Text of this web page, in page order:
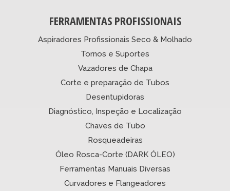
FERRAMENTAS PROFISSIONAIS
Aspiradores Profissionais Seco & Molhado
Tornos e Suportes
Vazadores de Chapa
Corte e preparação de Tubos
Desentupidoras
Diagnóstico, Inspeção e Localização
Chaves de Tubo
Rosqueadeiras
Óleo Rosca-Corte (DARK ÓLEO)
Ferramentas Manuais Diversas
Curvadores e Flangeadores